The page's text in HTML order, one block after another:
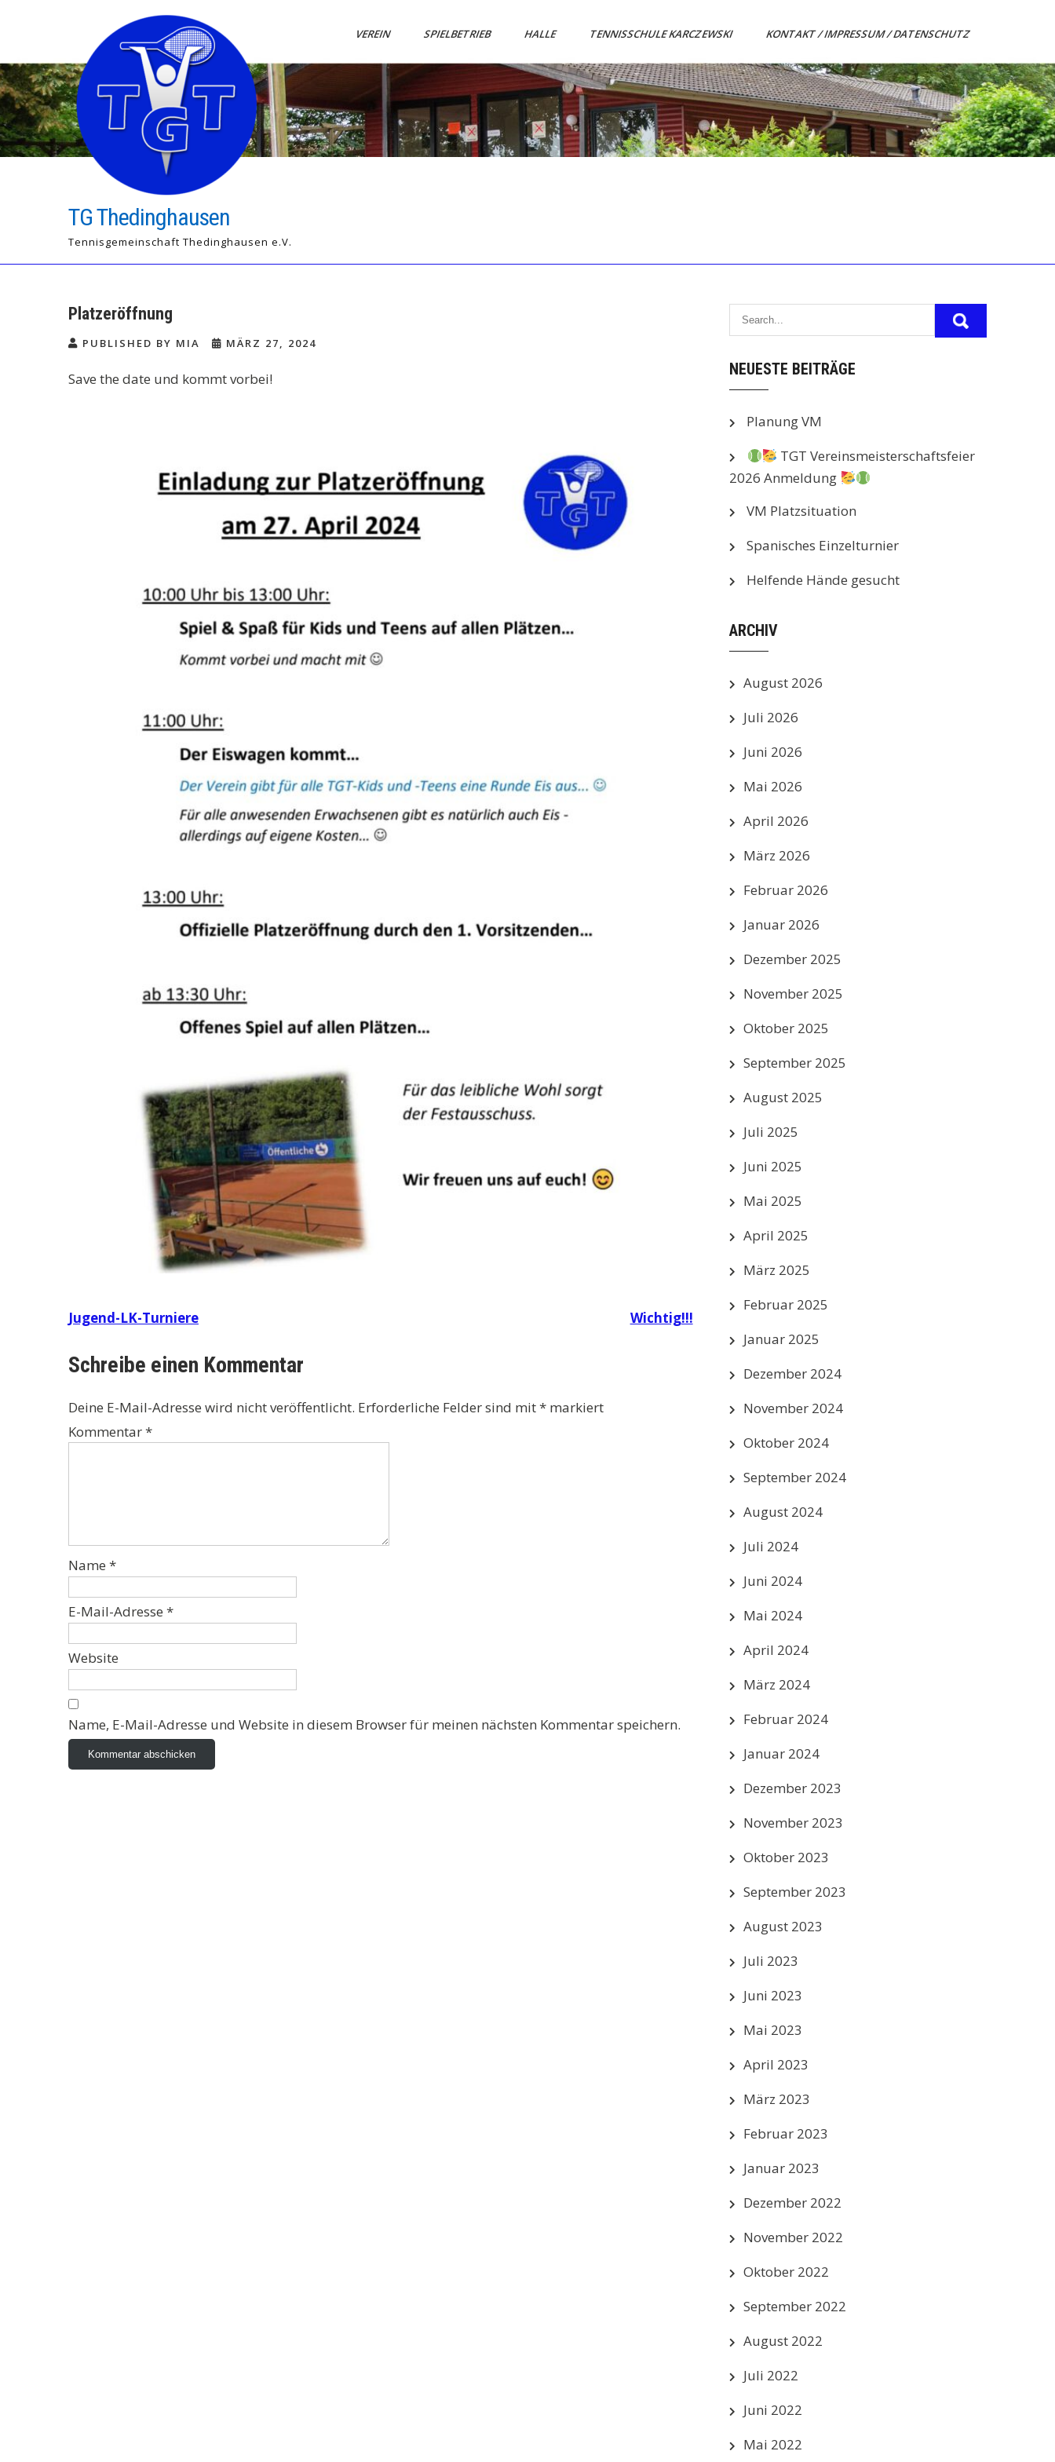
TG Thedinghausen
Tennisgemeinschaft Thedinghausen e.V.
VEREIN SPIELBETRIEB HALLE TENNISSCHULE KARCZEWSKI KONTAKT / IMPRESSUM / DATENSCHUTZ
Platzeröffnung
PUBLISHED BY MIA MÄRZ 27, 2024
Save the date und kommt vorbei!
Beitragsnavigation
Jugend-LK-Turniere Wichtig!!!
Schreibe einen Kommentar
Deine E-Mail-Adresse wird nicht veröffentlicht. Erforderliche Felder sind mit* markiert
Kommentar*
Name *
E-Mail-Adresse *
Website
Name, E-Mail-Adresse und Website in diesem Browser für meinen nächsten Kommentar speichern.
NEUESTE BEITRÄGE
Planung VM
TGT Vereinsmeisterschaftsfeier
2026 Anmeldung
VM Platzsituation
Spanisches Einzelturnier
Helfende Hände gesucht
ARCHIV
August 2026
Juli 2026
Juni 2026
Mai 2026
April 2026
März 2026
Februar 2026
Januar 2026
Dezember 2025
November 2025
Oktober 2025
September 2025
August 2025
Juli 2025
Juni 2025
Mai 2025
April 2025
März 2025
Februar 2025
Januar 2025
Dezember 2024
November 2024
Oktober 2024
September 2024
August 2024
Juli 2024
Juni 2024
Mai 2024
April 2024
März 2024
Februar 2024
Januar 2024
Dezember 2023
November 2023
Oktober 2023
September 2023
August 2023
Juli 2023
Juni 2023
Mai 2023
April 2023
März 2023
Februar 2023
Januar 2023
Dezember 2022
November 2022
Oktober 2022
September 2022
August 2022
Juli 2022
Juni 2022
Mai 2022